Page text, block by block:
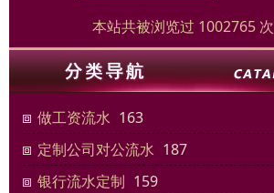
本站共被浏览过 1002765 次
做工资流水 163
定制公司对公流水 187
银行流水定制 159